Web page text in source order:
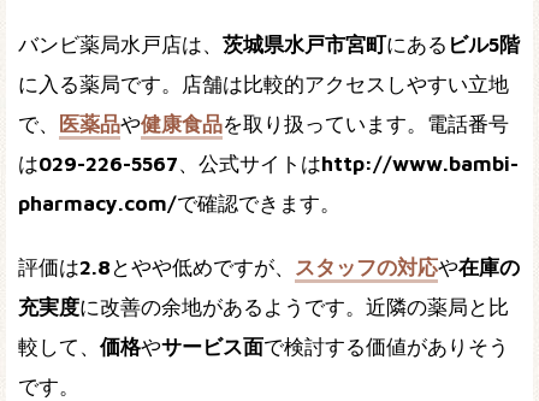
バンビ薬局水戸店は、 茨城県水戸市宮町にある ビル5階
に入る薬局です。店舗は比較的アクセスしやすい立地
で、
医薬品や健康食品を取り扱っています。電話番号
は029-226-5567、公式サイトはhttp://www.bambi-
pharmacy.com/で確認できます。
評価は2.8 とやや低めですが、 スタッフの対応や在庫の
充実度に改善の余地があるようです。近隣の薬局と比
較して、 価格やサービス面で検討する価値がありそう
です。